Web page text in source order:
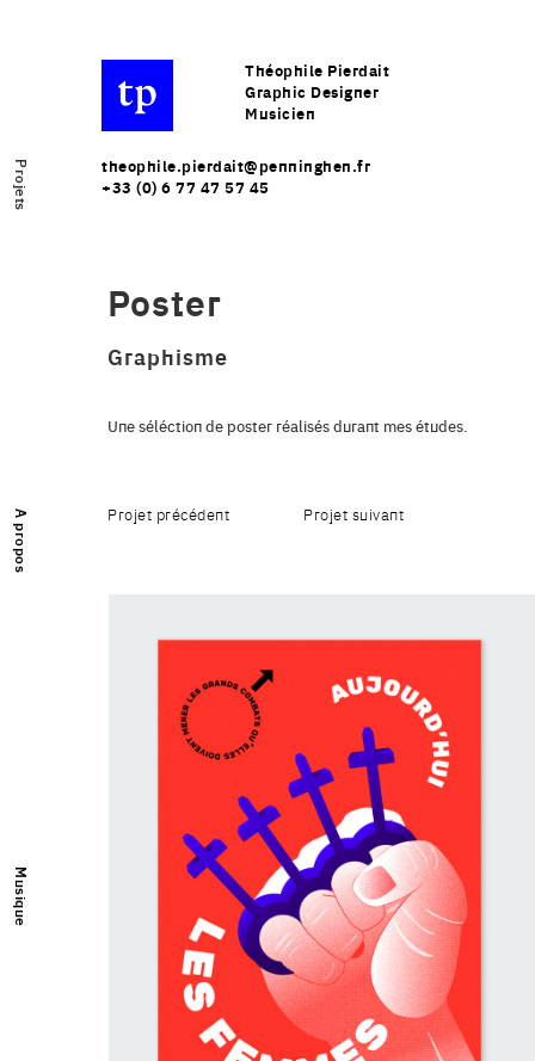
Projets
A propos
Musique
Théophile Pierdait
Graphic Designer
Musicien
theophile.pierdait@penninghen.fr
+33 (0) 6 77 47 57 45
Poster
Graphisme
Une séléction de poster réalisés durant mes études.
Projet précédent Projet suivant